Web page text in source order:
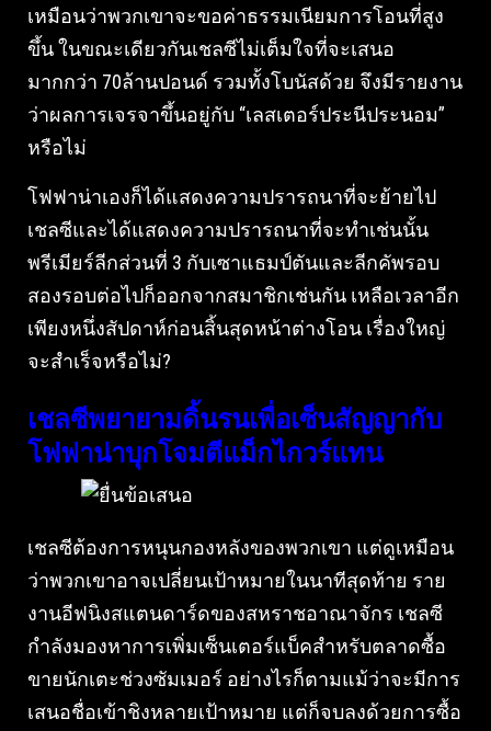
เหมือนว่าพวกเขาจะขอค่าธรรมเนียมการโอนที่สูง
ขึ้น ในขณะเดียวกันเชลซีไม่เต็มใจที่จะเสนอ
มากกว่า 70ล้านปอนด์ รวมทั้งโบนัสด้วย จึงมีรายงาน
ว่าผลการเจรจาขึ้นอยู่กับ “เลสเตอร์ประนีประนอม”
หรือไม่
โฟฟาน่าเองก็ได้แสดงความปรารถนาที่จะย้ายไป
เชลซีและได้แสดงความปรารถนาที่จะทำเช่นนั้น
พรีเมียร์ลีกส่วนที่ 3 กับเซาแธมป์ตันและลีกคัพรอบ
สองรอบต่อไปก็ออกจากสมาชิกเช่นกัน เหลือเวลาอีก
เพียงหนึ่งสัปดาห์ก่อนสิ้นสุดหน้าต่างโอน เรื่องใหญ่
จะสำเร็จหรือไม่?
เชลซีพยายามดิ้นรนเพื่อเซ็นสัญญากับ
โฟฟาน่าบุกโจมตีแม็กไกวร์แทน
เชลซีต้องการหนุนกองหลังของพวกเขา แต่ดูเหมือน
ว่าพวกเขาอาจเปลี่ยนเป้าหมายในนาทีสุดท้าย ราย
งานอีฟนิงสแตนดาร์ดของสหราชอาณาจักร เชลซี
กำลังมองหาการเพิ่มเซ็นเตอร์แบ็คสำหรับตลาดซื้อ
ขายนักเตะช่วงซัมเมอร์ อย่างไรก็ตามแม้ว่าจะมีการ
เสนอชื่อเข้าชิงหลายเป้าหมาย แต่ก็จบลงด้วยการซื้อ